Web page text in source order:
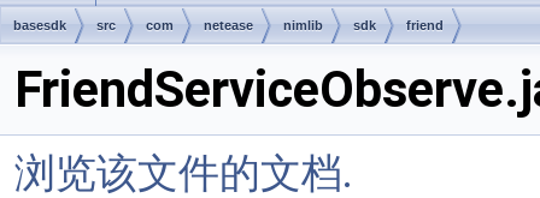
basesdk src com netease nimlib sdk friend
浏览该文件的文档.